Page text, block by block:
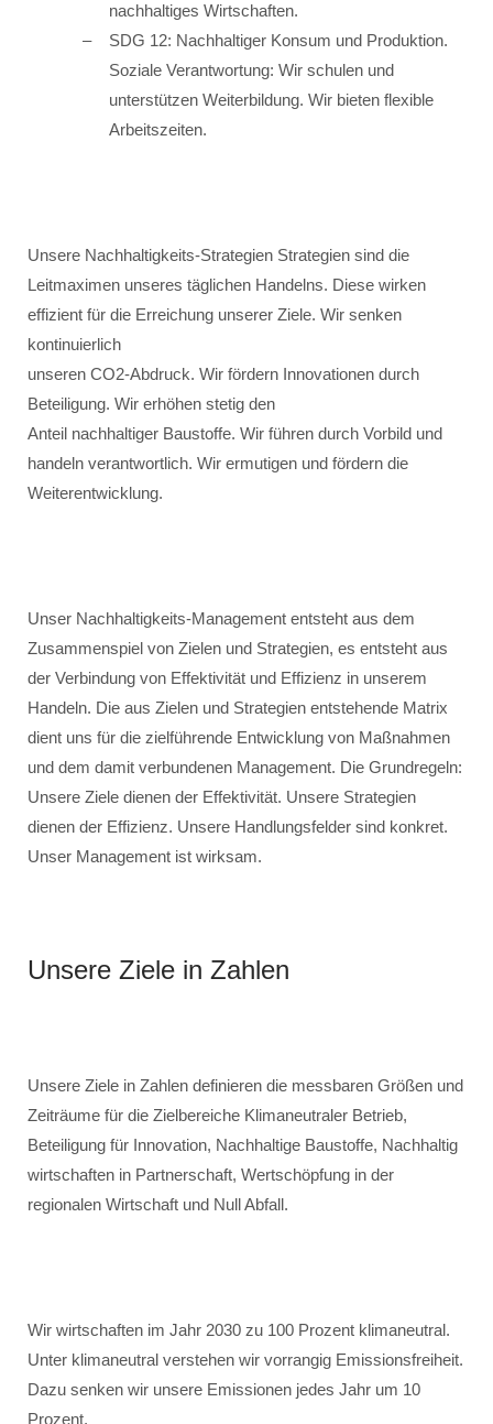
nachhaltiges Wirtschaften.
SDG 12: Nachhaltiger Konsum und Produktion.
Soziale Verantwortung: Wir schulen und
unterstützen Weiterbildung. Wir bieten flexible
Arbeitszeiten.
Unsere Nachhaltigkeits-Strategien Strategien sind die
Leitmaximen unseres täglichen Handelns. Diese wirken
effizient für die Erreichung unserer Ziele. Wir senken
kontinuierlich
unseren CO2-Abdruck. Wir fördern Innovationen durch
Beteiligung. Wir erhöhen stetig den
Anteil nachhaltiger Baustoffe. Wir führen durch Vorbild und
handeln verantwortlich. Wir ermutigen und fördern die
Weiterentwicklung.
Unser Nachhaltigkeits-Management entsteht aus dem
Zusammenspiel von Zielen und Strategien, es entsteht aus
der Verbindung von Effektivität und Effizienz in unserem
Handeln. Die aus Zielen und Strategien entstehende Matrix
dient uns für die zielführende Entwicklung von Maßnahmen
und dem damit verbundenen Management. Die Grundregeln:
Unsere Ziele dienen der Effektivität. Unsere Strategien
dienen der Effizienz. Unsere Handlungsfelder sind konkret.
Unser Management ist wirksam.
Unsere Ziele in Zahlen
Unsere Ziele in Zahlen definieren die messbaren Größen und
Zeiträume für die Zielbereiche Klimaneutraler Betrieb,
Beteiligung für Innovation, Nachhaltige Baustoffe, Nachhaltig
wirtschaften in Partnerschaft, Wertschöpfung in der
regionalen Wirtschaft und Null Abfall.
Wir wirtschaften im Jahr 2030 zu 100 Prozent klimaneutral.
Unter klimaneutral verstehen wir vorrangig Emissionsfreiheit.
Dazu senken wir unsere Emissionen jedes Jahr um 10
Prozent.